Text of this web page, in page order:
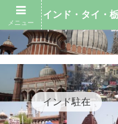
インド駐在
メニュー
インド・タイ・